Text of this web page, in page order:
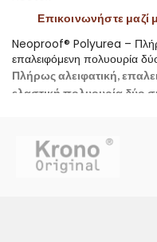
Επικοινωνήστε μαζί
Neoproof® Polyurea –
επαλειφόμενη πολυουρία
Πλήρως αλειφατική,
ελαστική πολυουρία δύο